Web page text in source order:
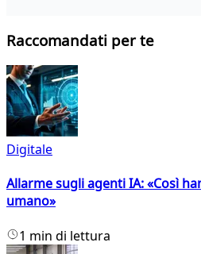
Raccomandati per te
Digitale
Allarme sugli agenti IA: «Così
umano»
1 min di lettura